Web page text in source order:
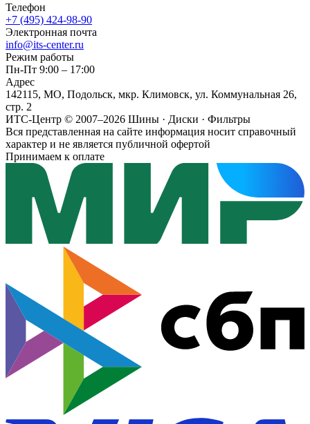
Телефон
+7 (495) 424-98-90
Электронная почта
info@its-center.ru
Режим работы
Пн-Пт 9:00 – 17:00
Адрес
142115, МО, Подольск, мкр. Климовск, ул. Коммунальная 26,
стр. 2
ИТС-Центр © 2007–2026 Шины · Диски · Фильтры
Вся представленная на сайте информация носит справочный
характер и не является публичной офертой
Принимаем к оплате